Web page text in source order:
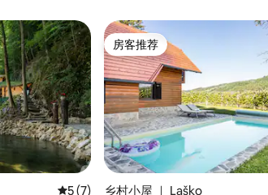
平均评分 5 分（满分 5 分），共 7 条评价
5 (7)
房客推荐
房客推荐
乡村小屋 ｜ Laško